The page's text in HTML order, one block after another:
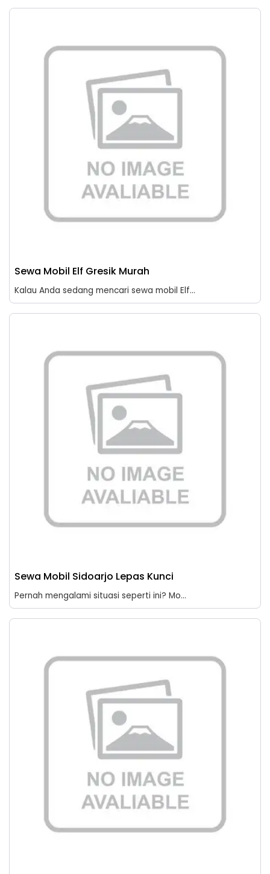
Sewa Mobil Elf Gresik Murah
Kalau Anda sedang mencari sewa mobil Elf...
Sewa Mobil Sidoarjo Lepas Kunci
Pernah mengalami situasi seperti ini? Mo...